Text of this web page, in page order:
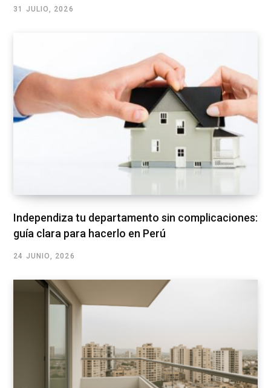
31 JULIO, 2026
Independiza tu departamento sin complicaciones:
guía clara para hacerlo en Perú
24 JUNIO, 2026